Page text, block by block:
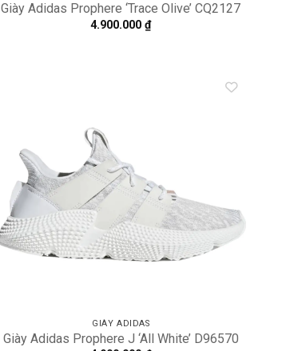
Giày Adidas Prophere ‘Trace Olive’ CQ2127
4.900.000₫
GIÀY ADIDAS
Giày Adidas Prophere J ‘All White’ D96570